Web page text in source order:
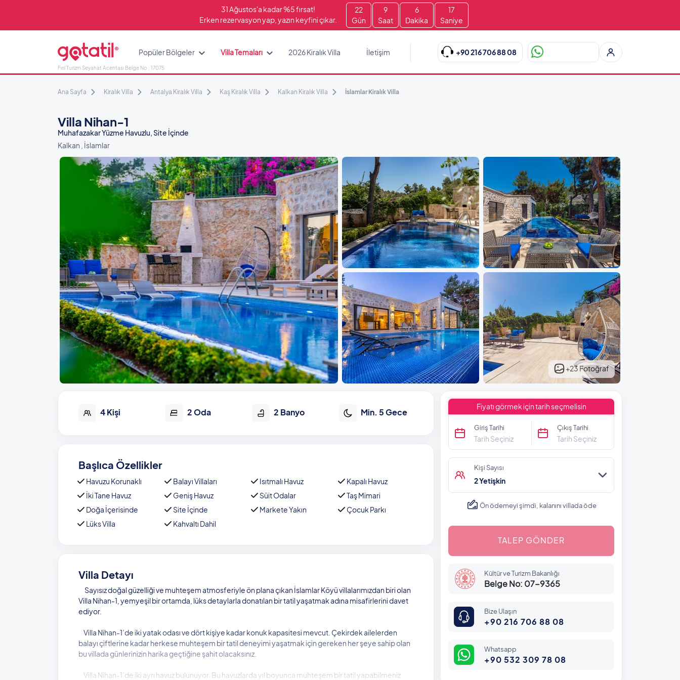
31 Ağustos'a kadar %5 fırsat!
Erken rezervasyon yap, yazın keyfini çıkar.
22
Gün
9
Saat
6
Dakika
16
Saniye
Fırıl Turizm Seyahat Acentası Belge No : 17075
Popüler Bölgeler Villa Temaları 2026 Kiralık Villa İletişim +90 216 706 88 08
Ana Sayfa Kiralık Villa Antalya Kiralık Villa Kaş Kiralık Villa Kalkan Kiralık Villa İslamlar Kiralık Villa
Villa Nihan-1
Muhafazakar Yüzme Havuzlu, Site İçinde
Kalkan , İslamlar
+23 Fotoğraf
4 Kişi 2 Oda 2 Banyo Min. 5 Gece
Başlıca Özellikler
Havuzu Korunaklı Balayı Villaları Isıtmalı Havuz
Kapalı Havuz
İki Tane Havuz
Geniş Havuz Süit Odalar
Taş Mimari
Doğa İçerisinde
Site İçinde Markete Yakın
Çocuk Parkı
Lüks Villa
Kahvaltı Dahil
Villa Detayı
Sayısız doğal güzelliği ve muhteşem atmosferiyle ön plana çıkan İslamlar Köyü villalarımızdan biri olan
Villa Nihan-1, yemyeşil bir ortamda, lüks detaylarla donatılan bir tatil yaşatmak adına misafirlerini davet
ediyor.
Villa Nihan-1’de iki yatak odası ve dört kişiye kadar konuk kapasitesi mevcut. Çekirdek ailelerden
balayı çiftlerine kadar herkese muhteşem bir tatil deneyimi yaşatmak için gereken her şeye sahip olan
bu villada günlerinizin harika geçtiğine şahit olacaksınız.
Villa Nihan-1’de iki ayrı havuz bulunuyor. Bu havuzlarda yıl boyunca muhteşem bir tatil yapabilmeniz
Fiyatı görmek için tarih seçmelisin
Giriş Tarihi
Tarih Seçiniz
Çıkış Tarihi
Tarih Seçiniz
Kişi Sayısı
2 Yetişkin
Ön ödemeyi şimdi, kalanını villada öde
TALEP GÖNDER
Kültür ve Turizm Bakanlığı
Belge No: 07-9365
Bize Ulaşın
+90 216 706 88 08
Whatsapp
+90 532 309 78 08